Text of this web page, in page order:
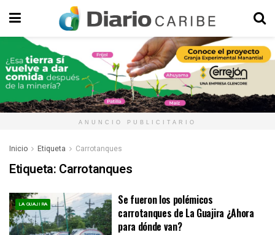
ANUNCIO PUBLICITARIO
Inicio Etiqueta Carrotanques
Etiqueta: Carrotanques
LA GUAJIRA
Se fueron los polémicos
carrotanques de La Guajira ¿Ahora
para dónde van?